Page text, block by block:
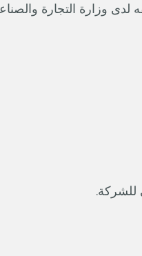
لدى وزارة التجارة
للشركة.